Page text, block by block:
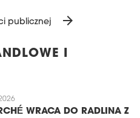
publicznej arrow_forward
I
WRACA DO RADLINA Z